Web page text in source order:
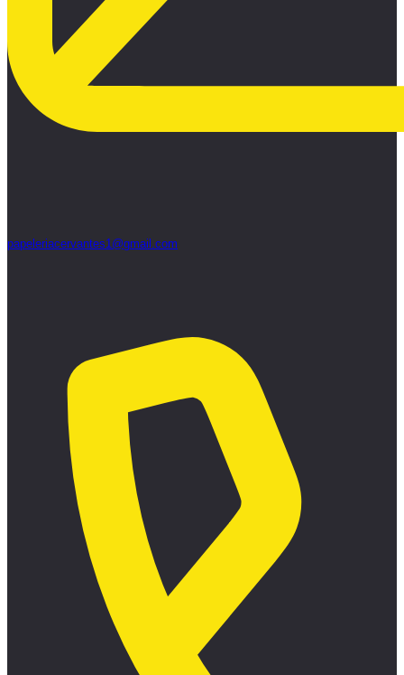
papeleriacervantes1@gmail.com